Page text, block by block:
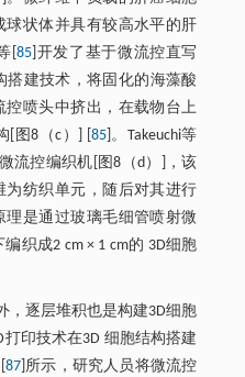
状体并具有较高水平的肝
[85 ]开发了基于微流控直写
搭建技术，将固化的海藻酸
喷头中挤出，在载物台上
图8（c）] [ 85]。Takeuchi等
流控编织机[图8（d）]，该
纺织单元，随后对其进行
是通过玻璃毛细管喷射微
织成2 cm × 1 cm的 3D细胞
，逐层堆积也是构建3D细胞
印技术在3D 细胞结构搭建
87]所示，研究人员将微流控